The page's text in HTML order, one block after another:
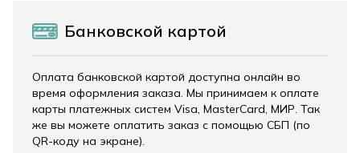
Банковской картой
Оплата банковской картой доступна онлайн во
время оформления заказа. Мы принимаем к оплате
карты платежных систем Visa, MasterCard, МИР. Так
же вы можете оплатить заказ с помощью СБП (по
QR-коду на экране).